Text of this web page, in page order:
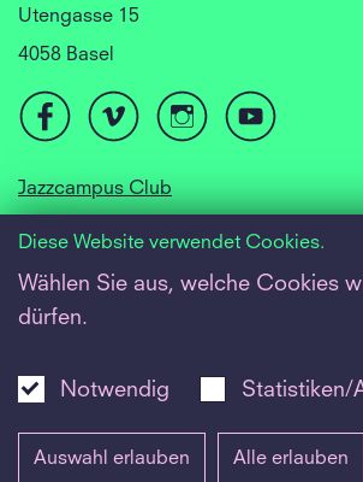
Utengasse 15
4058 Basel
Jazzcampus Club
Barrierefreiheit
Inside
Diese Website verwendet Cookies.
Wählen Sie aus, welche Cookies
dürfen.
Notwendig Statistiken/
Auswahl erlauben Alle erlauben